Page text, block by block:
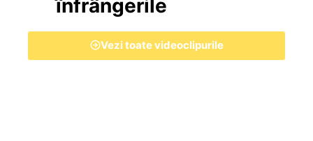
înfrângerile
Vezi toate videoclipurile